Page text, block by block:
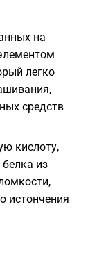
на
легко
средств
кислоту,
из
истончения